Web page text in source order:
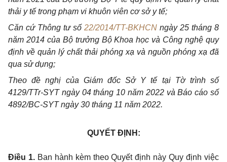
thải y tế trong phạm vi khuôn viên cơ sở y tế;
Căn cứ Thông tư số 22/2014/TT-BKHCN ngày 25 tháng 8
năm 2014 của Bộ trưởng Bộ Khoa học và Công nghệ quy
định về quản lý chất thải phóng xạ và nguồn phóng xạ đã
qua sử dụng;
Theo đề nghị của Giám đốc Sở Y tế tại Tờ trình số
4129/TTr-SYT ngày 04 tháng 10 năm 2022 và Báo cáo số
4892/BC-SYT ngày 30 tháng 11 năm 2022.
QUYẾT ĐỊNH:
Điều 1.Ban hành kèm theo Quyết định này Quy định việc